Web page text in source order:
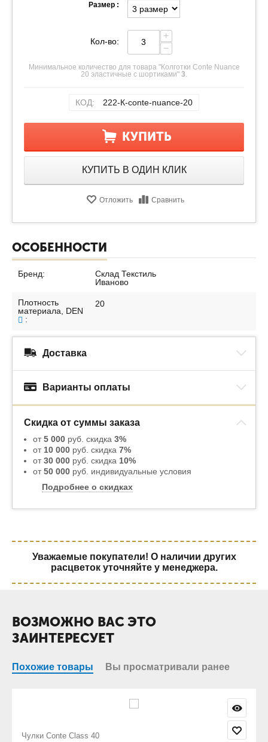
Размер :
Кол-во:
+
−
Минимальное количество для товара "Колготки Conte Nuance
20 эластичные с шортиками" 3.
КОД: 222-К-conte-nuance-20
КУПИТЬ
КУПИТЬ В ОДИН КЛИК
Отложить Сравнить
ОСОБЕННОСТИ
Бренд:
Склад Текстиль
Иваново
Плотность
материала, DEN
:
20
Доставка
Варианты оплаты
Скидка от суммы заказа
от5 000 руб. скидка 3%
от 10 000 руб. скидка 7%
от30 000 руб. скидка 10%
от50 000 руб. индивидуальные условия
Подробнее о скидках
Уважаемые покупатели! О наличии других
расцветок уточняйте у менеджера.
ВОЗМОЖНО ВАС ЭТО
ЗАИНТЕРЕСУЕТ
Похожие товары Вы просматривали ранее
Чулки Conte Class 40